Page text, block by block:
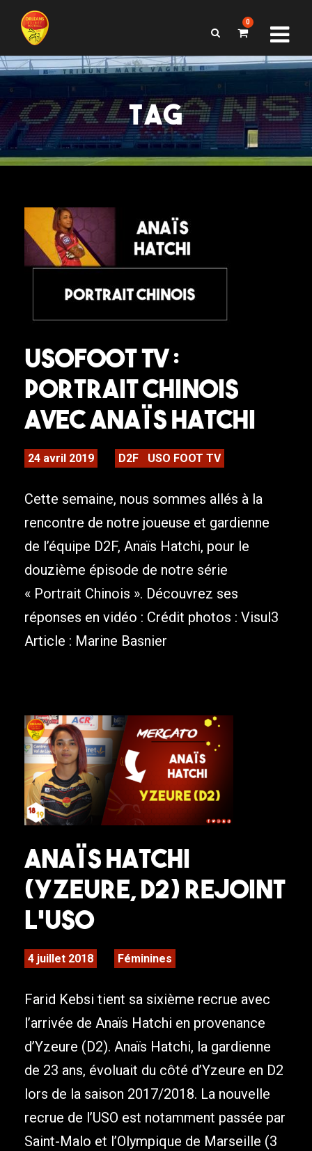
0
TAG
USOFOOT TV :
Portrait Chinois
avec Anaïs Hatchi
24 avril 2019 D2F USO FOOT TV
Cette semaine, nous sommes allés à la
rencontre de notre joueuse et gardienne
de l’équipe D2F, Anaïs Hatchi, pour le
douzième épisode de notre série
« Portrait Chinois ». Découvrez ses
réponses en vidéo : Crédit photos : Visul3
Article : Marine Basnier
Anaïs Hatchi
(Yzeure, D2) rejoint
l’USO
4 juillet 2018 Féminines
Farid Kebsi tient sa sixième recrue avec
l’arrivée de Anaïs Hatchi en provenance
d’Yzeure (D2). Anaïs Hatchi, la gardienne
de 23 ans, évoluait du côté d’Yzeure en D2
lors de la saison 2017/2018. La nouvelle
recrue de l’USO est notamment passée par
Saint-Malo et l’Olympique de Marseille (3